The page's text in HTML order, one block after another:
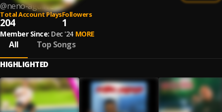
@neno-aguirre
Total Account Plays
204
Followers
1
Member Since: Dec '24 MORE
All Top Songs
HIGHLIGHTED